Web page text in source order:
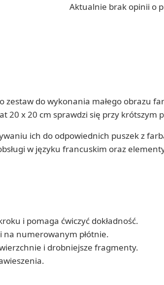
Aktualnie brak opinii o
zestaw do wykonania małego
20 x 20 cm sprawdzi się przy
ich do odpowiednich puszek z
w języku francuskim oraz
i pomaga ćwiczyć dokładność.
na numerowanym płótnie.
i drobniejsze fragmenty.